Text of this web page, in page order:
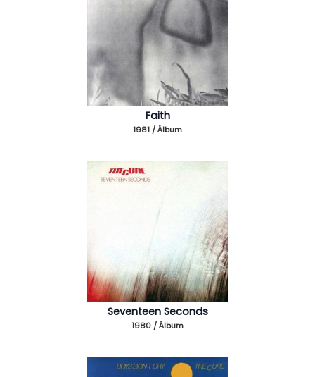
Faith
1981 / Álbum
Seventeen Seconds
1980 / Álbum